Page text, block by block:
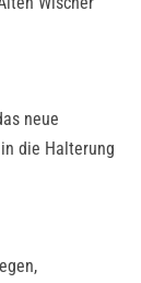
neue
die Halterung